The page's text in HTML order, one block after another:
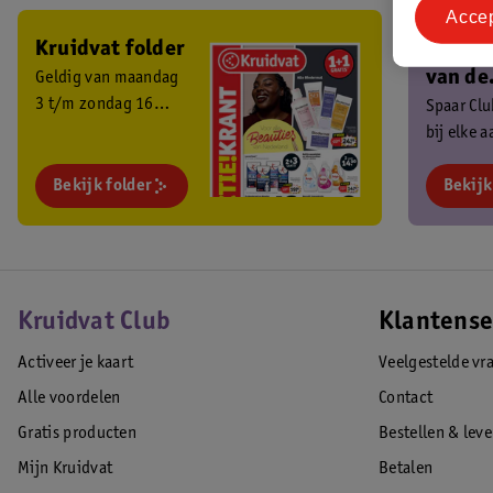
Kruidvat folder
Geldig van maandag
3 t/m zondag 16
Bekijk folder
Ben
van de
Club?
Spaar
bij elke
Kruidvat Club
Activeer je kaart
Alle voordelen
Gratis producten
Mijn Kruidvat
Veelgestelde
Contact
Bestellen &
Betalen